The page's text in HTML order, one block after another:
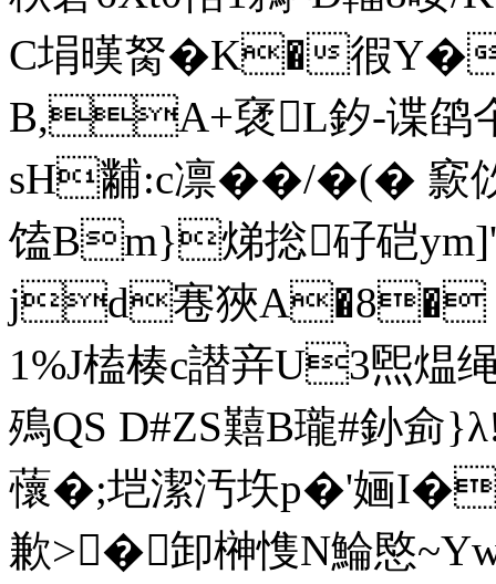
C埍暵胬� K�徦Y�
B,A+裦L釸-谍鹐
sH黼:c凛�� /�(� 窾
馌Bm}焍 捴矷硙
jd寋狹A�8�
1%J榼楱c譛竎U3煕煴
殦QS D#ZS囏B瓏#釥侴
蘹�;垲潔汚垁p�'婳
歉>�卸榊愯N鯩愍